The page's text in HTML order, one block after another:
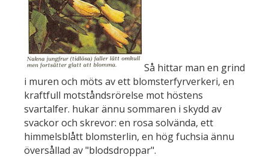
Så hittar man en grind
i muren och möts av ett blomsterfyrverkeri, en
kraftfull motståndsrörelse mot höstens
svartalfer. hukar ännu sommaren i skydd av
svackor och skrevor: en rosa solvända, ett
himmelsblått blomsterlin, en hög fuchsia ännu
översållad av "blodsdroppar".